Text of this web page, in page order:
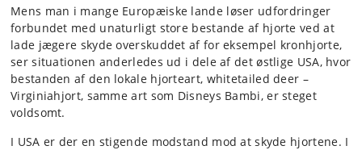
Mens man i mange Europæiske lande løser udfordringer
forbundet med unaturligt store bestande af hjorte ved at
lade jægere skyde overskuddet af foreksempel kronhjorte,
sersituationen anderledes ud i dele af det østlige USA, hvor
bestanden af den lokale hjorteart, whitetailed deer –
Virginiahjort, samme art som Disneys Bambi,er steget
voldsomt.
I USA er der en stigende modstand mod at skyde hjortene. I